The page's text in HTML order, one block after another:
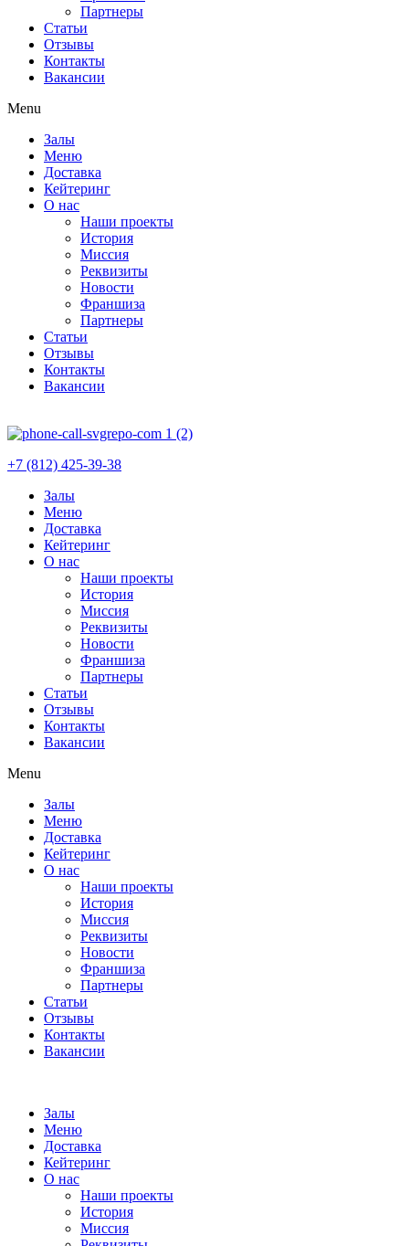
Партнеры
Статьи
Отзывы
Контакты
Вакансии
Menu
Залы
Меню
Доставка
Кейтеринг
О нас
Наши проекты
История
Миссия
Реквизиты
Новости
Франшиза
Партнеры
Статьи
Отзывы
Контакты
Вакансии
+7 (812) 425-39-38
Залы
Меню
Доставка
Кейтеринг
О нас
Наши проекты
История
Миссия
Реквизиты
Новости
Франшиза
Партнеры
Статьи
Отзывы
Контакты
Вакансии
Menu
Залы
Меню
Доставка
Кейтеринг
О нас
Наши проекты
История
Миссия
Реквизиты
Новости
Франшиза
Партнеры
Статьи
Отзывы
Контакты
Вакансии
Залы
Меню
Доставка
Кейтеринг
О нас
Наши проекты
История
Миссия